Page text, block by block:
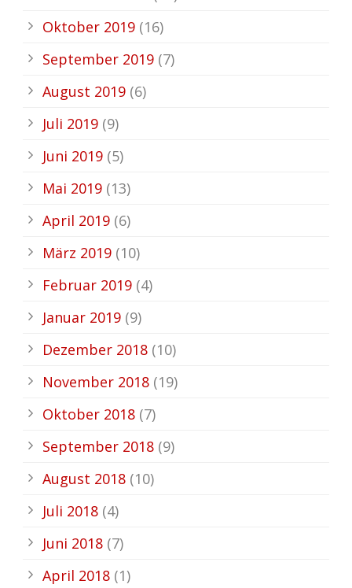
Oktober 2019 (16)
September 2019 (7)
August 2019 (6)
Juli 2019 (9)
Juni 2019 (5)
Mai 2019 (13)
April 2019 (6)
März 2019 (10)
Februar 2019 (4)
Januar 2019 (9)
Dezember 2018 (10)
November 2018 (19)
Oktober 2018 (7)
September 2018 (9)
August 2018 (10)
Juli 2018 (4)
Juni 2018 (7)
April 2018 (1)